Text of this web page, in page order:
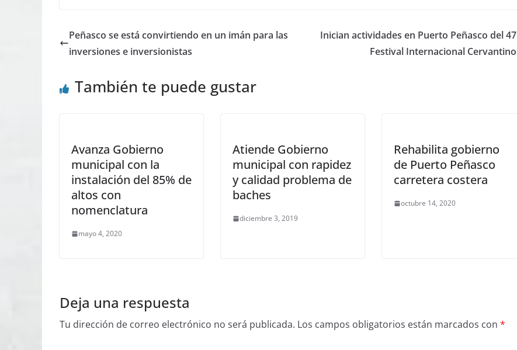
Peñasco se está convirtiendo en un imán para las
inversiones e inversionistas
Inician actividades en Puerto Peñasco del 47
Festival Internacional Cervantino
También te puede gustar
Avanza Gobierno
municipal con la
instalación del 85% de
altos con
nomenclatura
mayo 4, 2020
Atiende Gobierno
municipal con rapidez
y calidad problema de
baches
diciembre 3, 2019
Rehabilita gobierno
de Puerto Peñasco
carretera costera
octubre 14, 2020
Deja una respuesta
Tu dirección de correo electrónico no será publicada. Los campos obligatorios están marcados con *